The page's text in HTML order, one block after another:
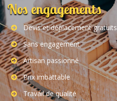
Nos engagements
Devis et déplacement gratuits
Sans engagement
Artisan passionné
Prix imbattable
Travail de qualité